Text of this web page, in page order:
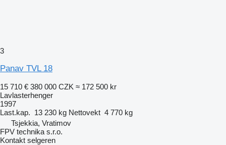
3
Panav TVL 18
15 710 € 380 000 CZK ≈ 172 500 kr
Lavlasterhenger
1997
Last.kap. 13 230 kg Nettovekt 4 770 kg
Tsjekkia, Vratimov
FPV technika s.r.o.
Kontakt selgeren